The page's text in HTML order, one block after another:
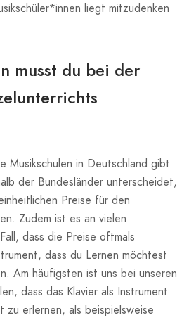
liegt mitzudenken
musst du bei der
Musikschulen in Deutschland gibt
der Bundesländer unterscheidet,
Preise für den
Zudem ist es an vielen
dass die Preise oftmals
dass du Lernen möchtest
Am häufigsten ist uns bei unseren
dass das Klavier als Instrument
zu erlernen, als beispielsweise